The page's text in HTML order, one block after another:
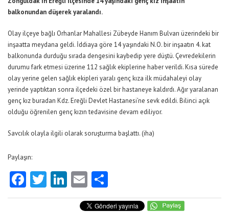
balkonundan düşerek yaralandı.
Olay ilçeye bağlı Orhanlar Mahallesi Zübeyde Hanım Bulvarı üzerindeki bir
inşaatta meydana geldi. İddiaya göre 14 yaşındaki N.O. bir inşaatın 4. kat
balkonunda durduğu sırada dengesini kaybedip yere düştü. Çevredekilerin
durumu fark etmesi üzerine 112 sağlık ekiplerine haber verildi. Kısa sürede
olay yerine gelen sağlık ekipleri yaralı genç kıza ilk müdahaleyi olay
yerinde yaptıktan sonra ilçedeki özel bir hastaneye kaldırdı. Ağır yaralanan
genç kız buradan Kdz. Ereğli Devlet Hastanesi’ne sevk edildi. Bilinci açık
olduğu öğrenilen genç kızın tedavisine devam ediliyor.
Savcılık olayla ilgili olarak soruşturma başlattı. (iha)
Paylaşın:
Facebook
Twitter
LinkedIn
Email